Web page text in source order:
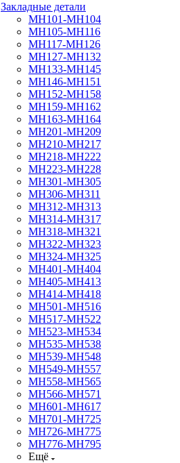
Закладные детали
МН101-МН104
МН105-МН116
МН117-МН126
МН127-МН132
МН133-МН145
МН146-МН151
МН152-МН158
МН159-МН162
МН163-МН164
МН201-МН209
МН210-МН217
МН218-МН222
МН223-МН228
МН301-МН305
МН306-МН311
МН312-МН313
МН314-МН317
МН318-МН321
МН322-МН323
МН324-МН325
МН401-МН404
МН405-МН413
МН414-МН418
МН501-МН516
МН517-МН522
МН523-МН534
МН535-МН538
МН539-МН548
МН549-МН557
МН558-МН565
МН566-МН571
МН601-МН617
МН701-МН725
МН726-МН775
МН776-МН795
Ещё